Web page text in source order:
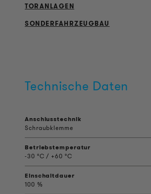
TORANLAGEN
SONDERFAHRZEUGBAU
Technische Daten
Anschlusstechnik
Schraubklemme
Betriebstemperatur
-30 °C / +60 °C
Einschaltdauer
100 %